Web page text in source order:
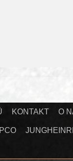
KONTAKT O